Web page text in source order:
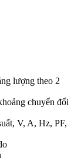
lượng theo 2
chuyển đổi
V, A, Hz, PF,